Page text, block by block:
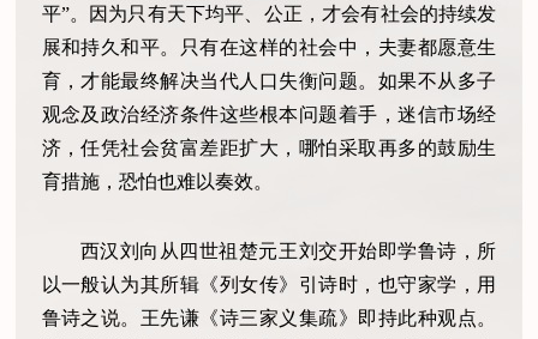
平”。因为只有天下均平、公正，才会有社会的持续发
展和持久和平。只有在这样的社会中，夫妻都愿意生
育，才能最终解决当代人口失衡问题。如果不从多子
观念及政治经济条件这些根本问题着手，迷信市场经
济，任凭社会贫富差距扩大，哪怕采取再多的鼓励生
育措施，恐怕也难以奏效。
西汉刘向从四世祖楚元王刘交开始即学鲁诗，所
以一般认为其所辑《列女传》引诗时，也守家学，用
鲁诗之说。王先谦《诗三家义集疏》即持此种观点。